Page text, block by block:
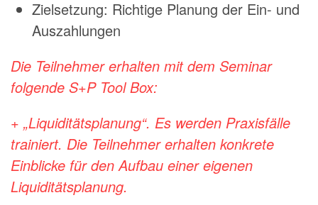
Zielsetzung: Richtige Planung der Ein- und
Auszahlungen
Die Teilnehmer erhalten mit dem Seminar
folgende S+P Tool Box:
+ „Liquiditätsplanung“. Es werden Praxisfälle
trainiert. Die Teilnehmer erhalten konkrete
Einblicke für den Aufbau einer eigenen
Liquiditätsplanung.